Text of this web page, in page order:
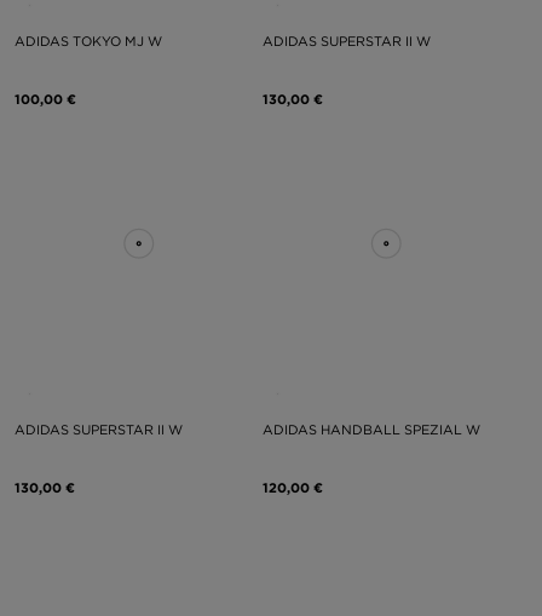
ADIDAS TOKYO MJ W
100,00 €
ADIDAS SUPERSTAR II W
130,00 €
ADIDAS SUPERSTAR II W
130,00 €
ADIDAS HANDBALL SPEZIAL W
120,00 €